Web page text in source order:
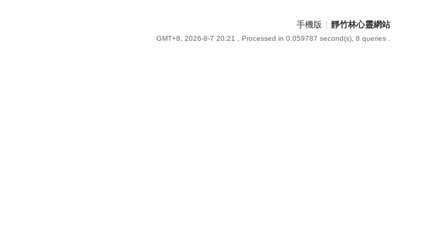
手機版 靜竹林心靈網站
GMT+8, 2026-8-7 20:21 , Processed in 0.059787 second(s), 8 queries .